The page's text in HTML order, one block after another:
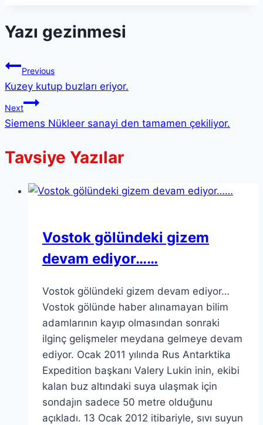
Yazı gezinmesi
Previous
Kuzey kutup buzları eriyor.
Next
Siemens Nükleer sanayi den tamamen çekiliyor.
Tavsiye Yazılar
Vostok gölündeki gizem
devam ediyor……
Vostok gölündeki gizem devam ediyor…
Vostok gölünde haber alınamayan bilim
adamlarının kayıp olmasından sonraki
ilginç gelişmeler meydana gelmeye devam
ediyor. Ocak 2011 yılında Rus Antarktika
Expedition başkanı Valery Lukin inin, ekibi
kalan buz altındaki suya ulaşmak için
sondajın sadece 50 metre olduğunu
açıkladı. 13 Ocak 2012 itibariyle, sıvı suyun